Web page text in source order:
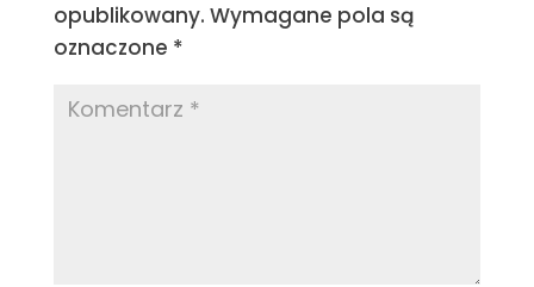
opublikowany. Wymagane pola są
oznaczone *